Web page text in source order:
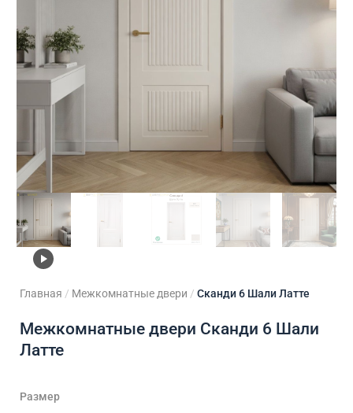
на заказ
Главная / Межкомнатные двери / Сканди 6 Шали Латте
Межкомнатные двери Сканди 6 Шали
Латте
Размер